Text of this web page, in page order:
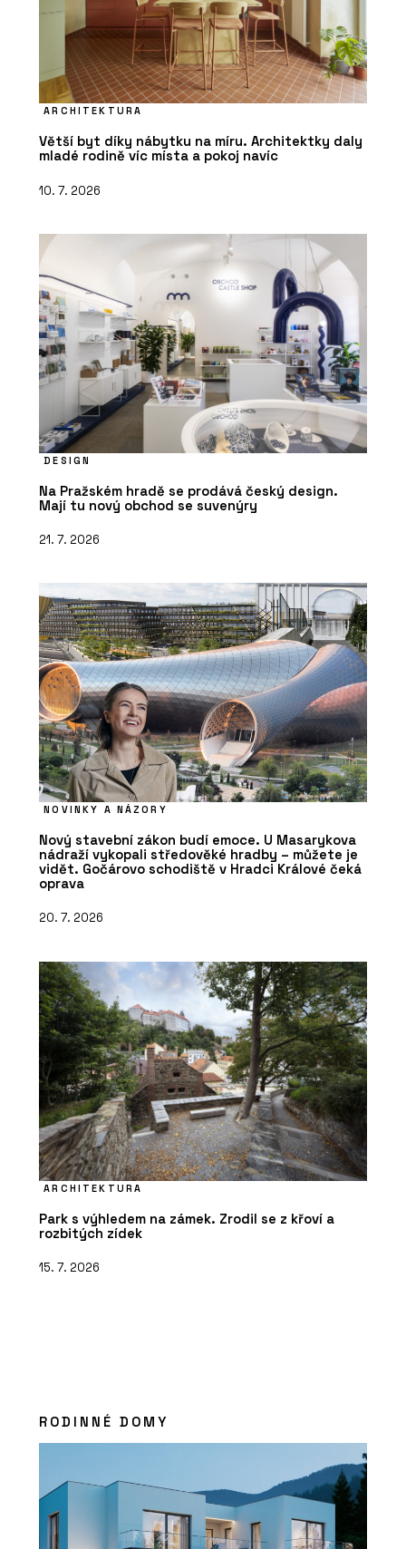
PRODUKTY
Modulární školy - KOMA
ČLÁNKY
Designové moduly přesně na míru
zákazníka. KOMA MODULAR
představila novou kolekci Fashion line
ARCHITEKTURA
Větší byt díky nábytku na míru. Architektky daly
mladé rodině víc místa a pokoj navíc
10. 7. 2026
DESIGN
Na Pražském hradě se prodává český design.
Mají tu nový obchod se suvenýry
21. 7. 2026
NOVINKY A NÁZORY
Nový stavební zákon budí emoce. U Masarykova
nádraží vykopali středověké hradby – můžete je
vidět. Gočárovo schodiště v Hradci Králové čeká
oprava
20. 7. 2026
ARCHITEKTURA
Park s výhledem na zámek. Zrodil se z křoví a
rozbitých zídek
15. 7. 2026
RODINNÉ DOMY